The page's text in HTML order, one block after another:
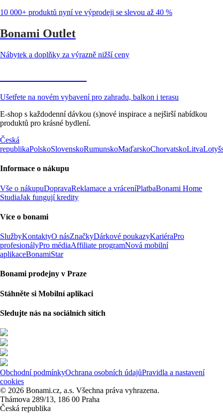
10 000+ produktů nyní ve výprodeji se slevou až 40 %
Bonami Outlet
Nábytek a doplňky za výrazně nižší ceny
Ušetřete na novém vybavení pro zahradu, balkon i terasu
E-shop s každodenní dávkou (s)nové inspirace a nejširší nabídkou
produktů pro krásné bydlení.
Česká
republikaPolskoSlovenskoRumunskoMaďarskoChorvatskoLitva
Informace o nákupu
Vše o nákupuDopravaReklamace a vráceníPlatbaBonami Home
StudiaJak fungují kredity
Více o bonami
SlužbyKontaktyO násZnačkyDárkové poukazyKariéraPro
profesionályPro médiaAffiliate programNová mobilní
aplikaceBonamiStar
Bonami prodejny v Praze
Stáhněte si Mobilní aplikaci
Sledujte nás na sociálních sítích
Obchodní podmínkyOchrana osobních údajůPravidla a nastavení
cookies
© 2026 Bonami.cz, a.s. Všechna práva vyhrazena.
Thámova 289/13, 186 00 Praha
Česká republika